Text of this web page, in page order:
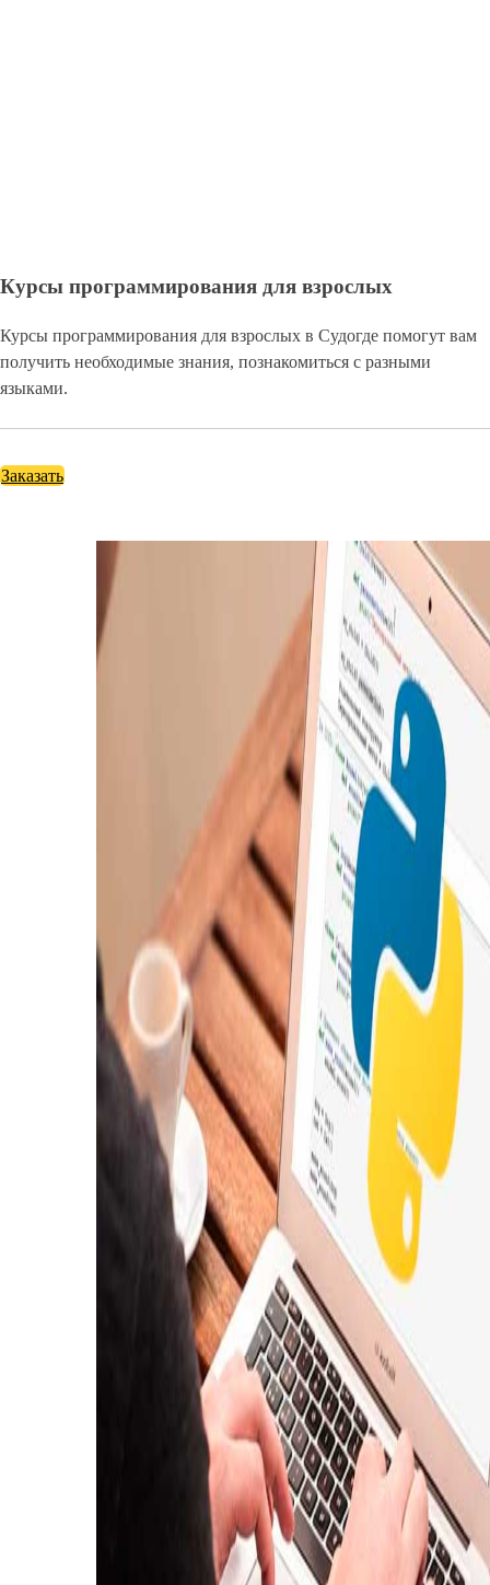
Курсы программирования для взрослых
Курсы программирования для взрослых в Судогде помогут вам
получить необходимые знания, познакомиться с разными
языками.
Заказать